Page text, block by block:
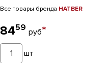
Все товары бренда HATBER
8459 руб*
шт